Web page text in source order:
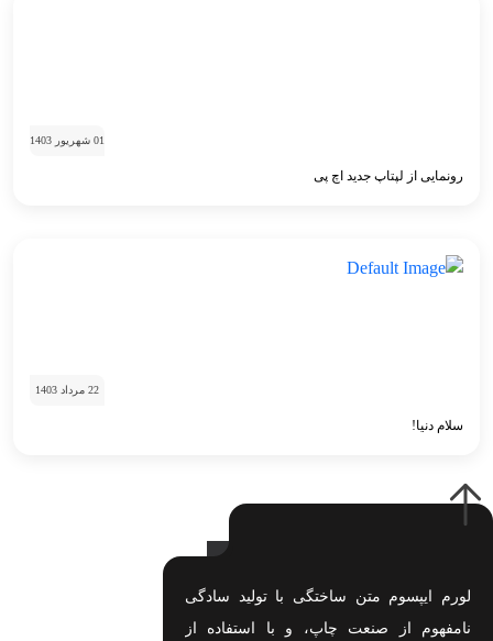
01 شهریور 1403
رونمایی از لپتاپ جدید اچ پی
22 مرداد 1403
سلام دنیا!
لورم ایپسوم متن ساختگی با تولید سادگی
نامفهوم از صنعت چاپ، و با استفاده از